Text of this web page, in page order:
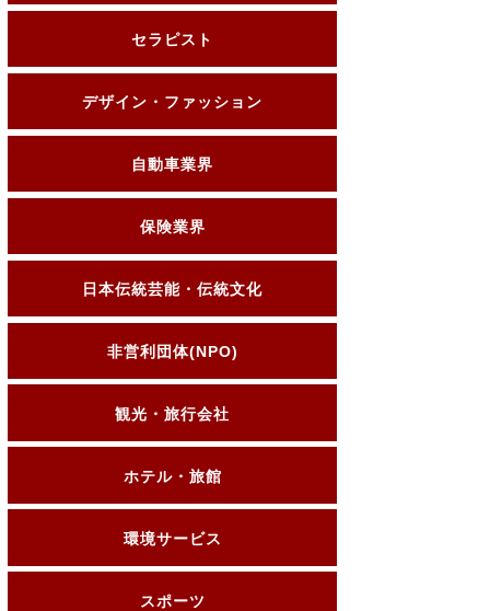
セラピスト
デザイン・ファッション
自動車業界
保険業界
日本伝統芸能・伝統文化
非営利団体(NPO)
観光・旅行会社
ホテル・旅館
環境サービス
スポーツ